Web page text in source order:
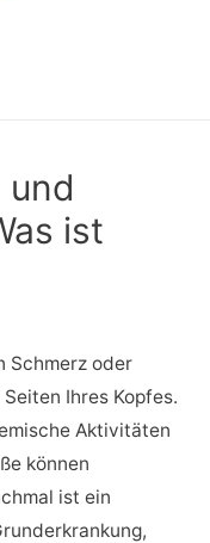
und
ist
Schmerz oder
Ihres Kopfes.
Aktivitäten
können
ist ein